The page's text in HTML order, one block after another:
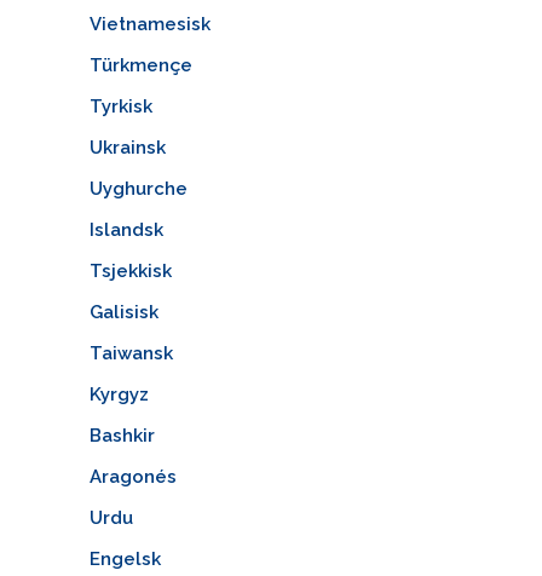
Vietnamesisk
Türkmençe
Tyrkisk
Ukrainsk
Uyghurche
Islandsk
Tsjekkisk
Galisisk
Taiwansk
Kyrgyz
Bashkir
Aragonés
Urdu
Engelsk